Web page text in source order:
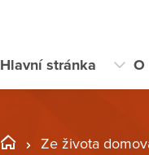
Hlavní stránka O
Ze života